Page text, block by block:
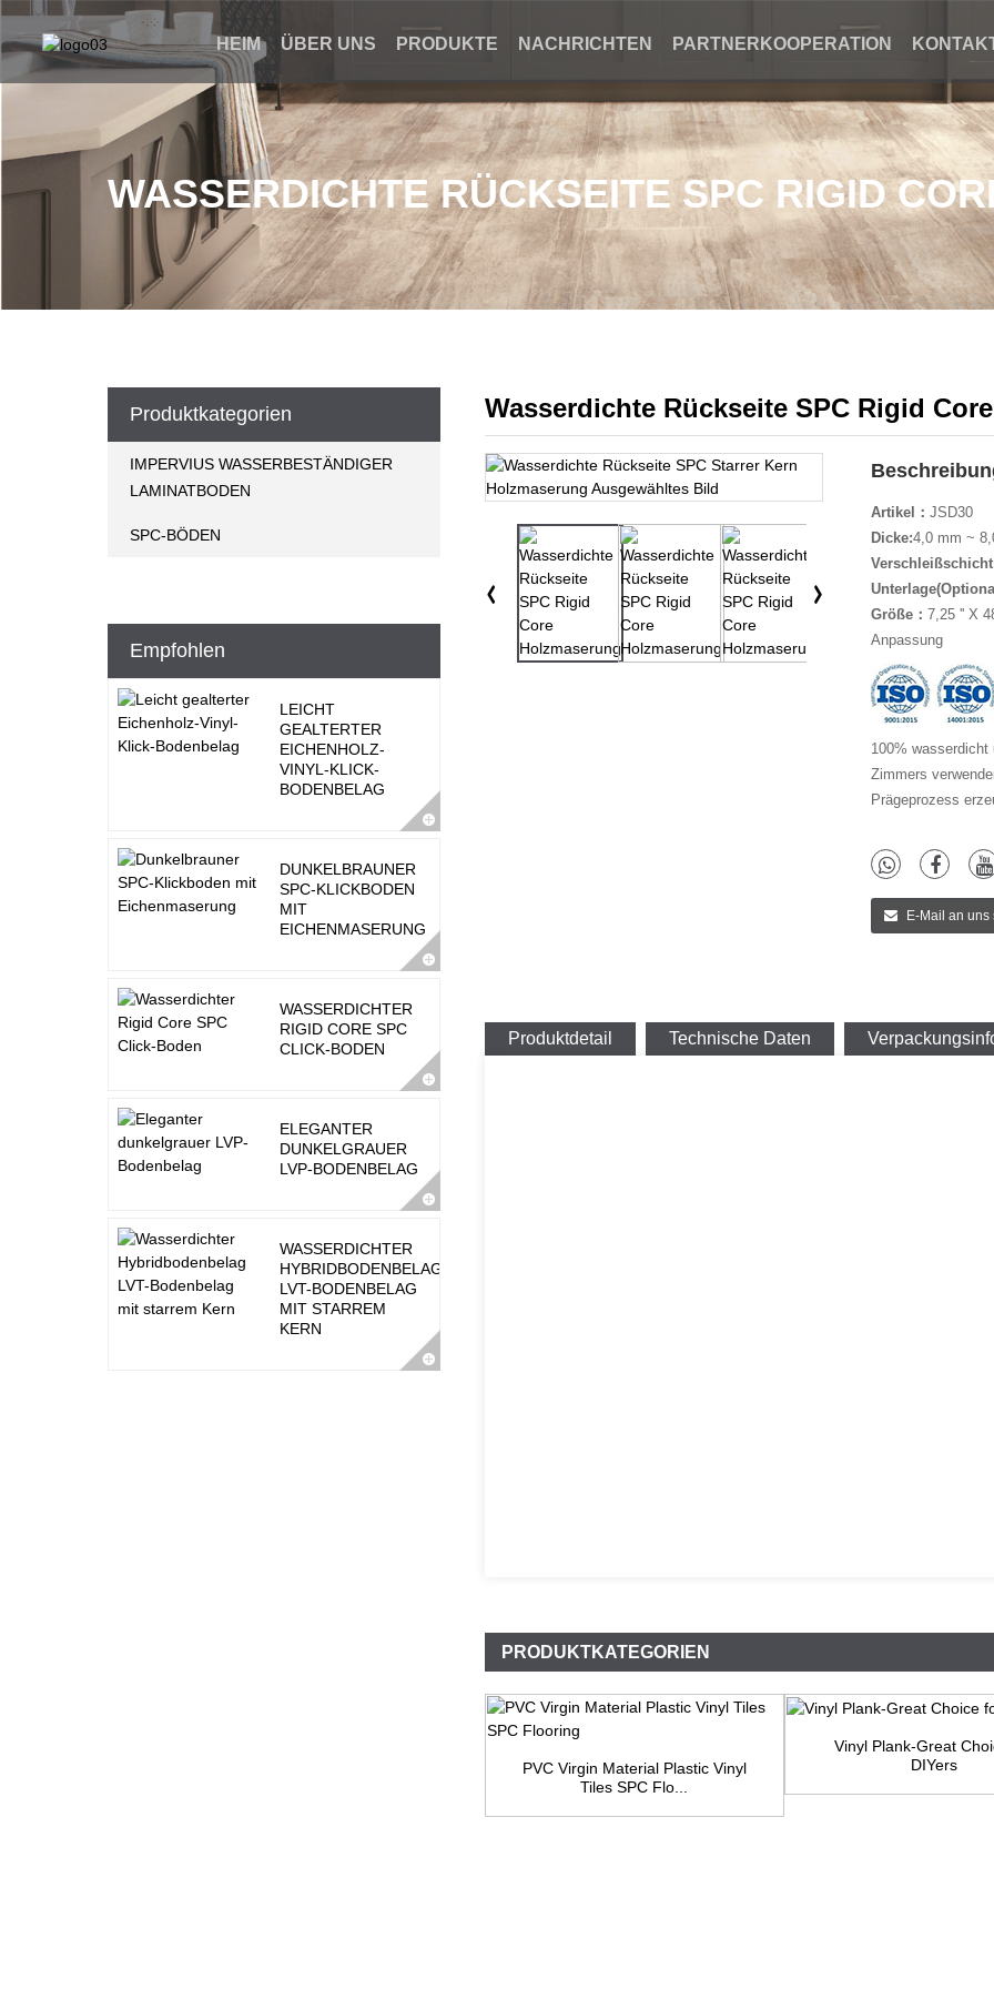
HEIM ÜBER UNS PRODUKTE NACHRICHTEN PARTNERKOOPERATION
WASSERDICHTE RÜCKSEITE SPC RIGID
Produktkategorien
IMPERVIUS WASSERBESTÄNDIGER
LAMINATBODEN
SPC-BÖDEN
Empfohlen
LEICHT
GEALTERTER
EICHENHOLZ-
VINYL-KLICK-
BODENBELAG
DUNKELBRAUNER
SPC-KLICKBODEN
MIT
EICHENMASERUNG
WASSERDICHTER
RIGID CORE SPC
CLICK-BODEN
ELEGANTER
DUNKELGRAUER
LVP-BODENBELAG
WASSERDICHTER
HYBRIDBODENBELAG
LVT-BODENBELAG
MIT STARREM
KERN
Wasserdichte Rückseite SPC Rigid
Artikel ：JSD30
Dicke:4,0 mm ~
Verschleißschicht
Unterlage(
Größe ：7,25 '' X
Anpassung
100%
Zimmers
Prägeprozess
E-Mail an uns
Produktdetail Technische Daten
PRODUKTKATEGORIEN
PVC Virgin Material Plastic Vinyl
Tiles SPC Flo...
Vinyl Plank-Great
DIYers